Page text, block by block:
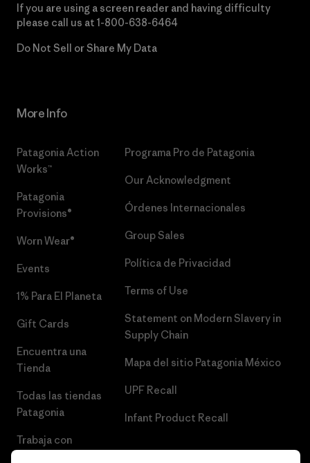
If you are using a screen reader and having difficulty
please call us at 1-800-638-6464
Do Not Sell or Share My Data
More Info
Patagonia Action
Works™
Patagonia
Provisions®
Worn Wear®
Events
1% Para El Planeta
Gift Cards
Encuentra una
Tienda
Todas las tiendas
Patagonia
Trabaja con
Programa Pro de Patagonia
Our Acknowledgment
Órdenes Internacionales
Group Sales
Política de Privacidad
Terms of Use
Statement on Modern Slavery in
Supply Chain
Mapa del sitio Patagonia México
UPF Recall
Infant Product Recall